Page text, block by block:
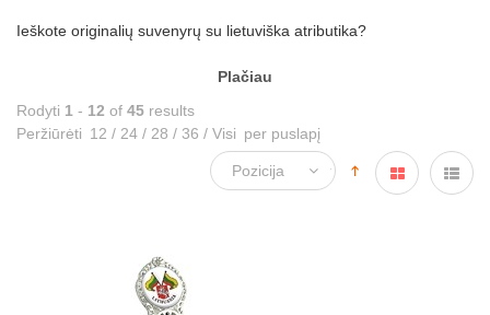
Ieškote originalių suvenyrų su lietuviška atributika?
Plačiau
Rodyti 1 - 12 of 45 results
Peržiūrėti 12 / 24 / 28 / 36 / Visi per puslapį